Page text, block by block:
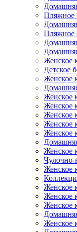
Пляжное
Пляжное
Женское
Детское
Женское
Женское
Женское
Женское
Женское
Женское
Женское
Чулочно-
Женское
Женское
Женское
Женское
Женское